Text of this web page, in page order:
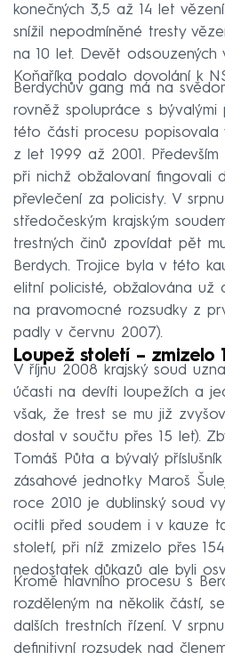
konečných 3,5 až 14 let
snížil nepodmíněné tresty
na 10 let. Devět
Koňaříka podalo dovolání k
Berdychův gang má na
rovněž spolupráce s bývalými
této části procesu popisovala
z let 1999 až 2001.
při nichž obžalovaní fingovali
převlečení za policisty. V
středočeským krajským
trestných činů zpovídat pět
Berdych. Trojice byla v této
elitní policisté, obžalována už
na pravomocné rozsudky z
padly v červnu 2007).
Loupež století – zmizelo
V říjnu 2008 krajský soud
účasti na devíti loupežích a
však, že trest se mu již
dostal v součtu přes 15 let).
Tomáš Půta a bývalý
zásahové jednotky Maroš
roce 2010 je dublinský soud
ocitli před soudem i v kauze
století, při níž zmizelo přes
nedostatek důkazů ale byli
Kromě hlavního procesu s
rozděleným na několik částí,
dalších trestních řízení. V
definitivní rozsudek nad